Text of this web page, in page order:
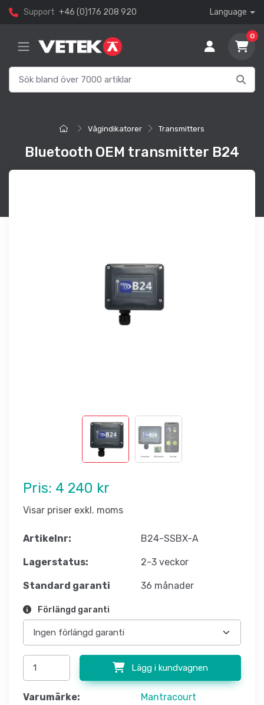
Support +46 (0)176 208 920 Language
0
Vågindikatorer Transmitters
Bluetooth OEM transmitter B24
Pris: 4 240 kr
Visar priser exkl. moms
Artikelnr: B24-SSBX-A
Lagerstatus: 2-3 veckor
Standard garanti 36 månader
Förlängd garanti
Lägg i kundvagnen
Varumärke: Mantracourt